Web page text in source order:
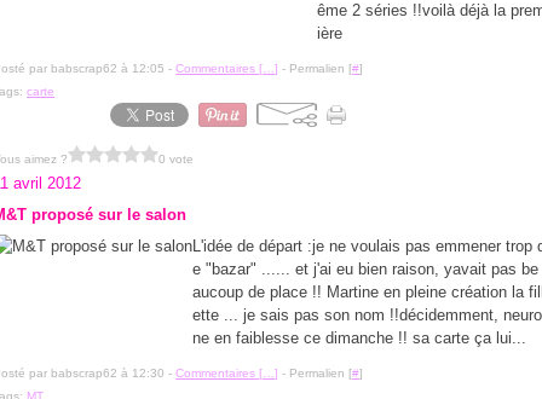
ême 2 séries !!voilà déjà la
ière
par babscrap62 à 12:05 -Commentaires [ …] - Permalien [#]
carte
aimez ? 0 vote
avril 2012
proposé sur le salon
L'idée de départ :je ne voulais pas emmener trop
e "bazar" ...... et j'ai eu bien raison, yavait pas be
aucoup de place !! Martine en pleine création la
ette ... je sais pas son nom !!décidemment, neuro
ne en faiblesse ce dimanche !! sa carte ça lui...
par babscrap62 à 12:30 -Commentaires [ …] - Permalien [#]
MT